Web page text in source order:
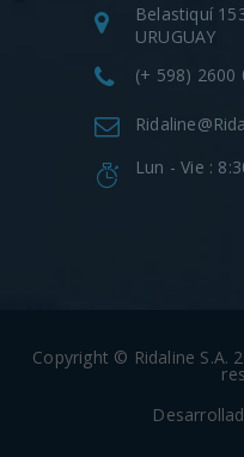
Belastiquí
URUGUAY
(+ 598) 2600
Lun - Vie :
Copyright © Ridaline S.A.